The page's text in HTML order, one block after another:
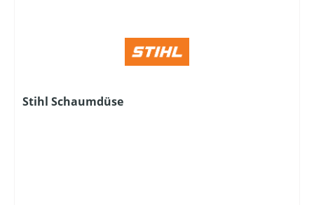
Stihl Schaumdüse